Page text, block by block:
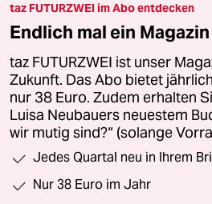
taz FUTURZWEI im Abo entdecken
Endlich mal ein
taz FUTURZWEI ist unser
Zukunft. Das Abo bietet
nur 38 Euro. Zudem erhalten
Luisa Neubauers neuestem
wir mutig sind?“ (solange
Jedes Quartal neu in Ihrem
Nur 38 Euro im Jahr